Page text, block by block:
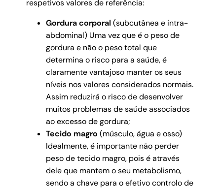
respetivos valores de referência:
Gordura corporal(subcutânea e intra-
abdominal) Uma vez que é o peso de
gordura e não o peso total que
determina o risco para a saúde, é
claramente vantajoso manter os seus
níveis nos valores considerados normais.
Assim reduzirá o risco de desenvolver
muitos problemas de saúde associados
ao excesso de gordura;
Tecido magro (músculo, água e osso)
Idealmente, é importante não perder
peso de tecido magro, pois é através
dele que mantem o seu metabolismo,
sendo a chave para o efetivo controlo de